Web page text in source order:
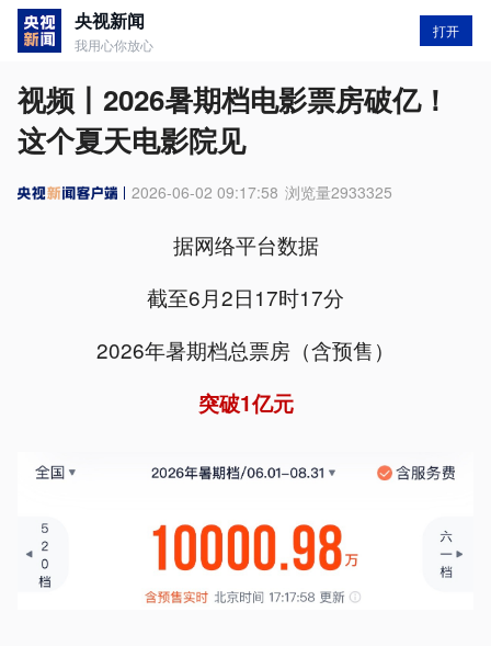
央视新闻
我用心你放心
打开
视频丨2026暑期档电影票房破亿！
这个夏天电影院见
2026-06-02 09:17:58 浏览量2933325
据网络平台数据
截至6月2日17时17分
2026年暑期档总票房（含预售）
突破1亿元